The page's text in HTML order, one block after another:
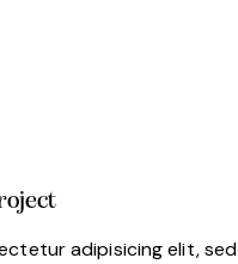
adipisicing elit, sed